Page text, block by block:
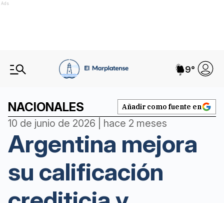
Ads
9°
NACIONALES Añadir como fuente en
10 de junio de 2026 | hace 2 meses
Argentina mejora
su calificación